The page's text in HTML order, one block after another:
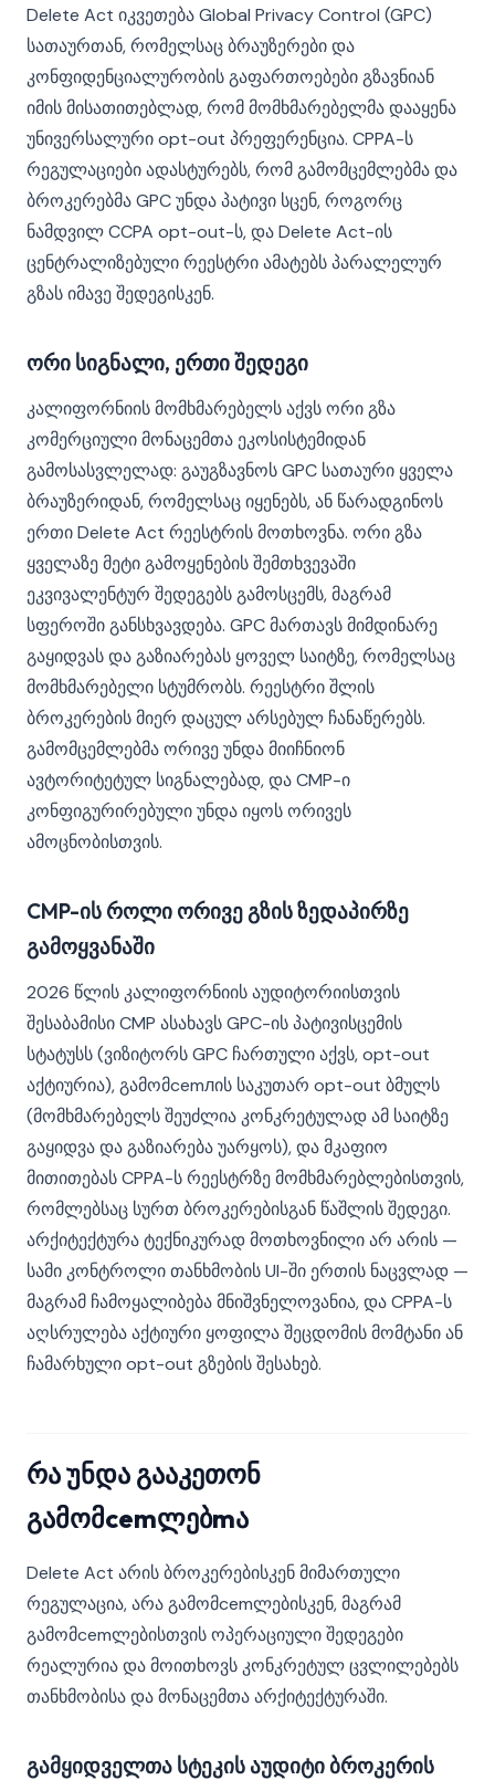
Delete Act იკვეთება Global Privacy Control (GPC)
სათაურთან, რომელსაც ბრაუზერები და
კონფიდენციალურობის გაფართოებები გზავნიან
იმის მისათითებლად, რომ მომხმარებელმა დააყენა
უნივერსალური opt-out პრეფერენცია. CPPA-ს
რეგულაციები ადასტურებს, რომ გამომცემლებმა და
ბროკერებმა GPC უნდა პატივი სცენ, როგორც
ნამდვილ CCPA opt-out-ს, და Delete Act-ის
ცენტრალიზებული რეესტრი ამატებს პარალელურ
გზას იმავე შედეგისკენ.
ორი სიგნალი, ერთი შედეგი
კალიფორნიის მომხმარებელს აქვს ორი გზა
კომერციული მონაცემთა ეკოსისტემიდან
გამოსასვლელად: გაუგზავნოს GPC სათაური ყველა
ბრაუზერიდან, რომელსაც იყენებს, ან წარადგინოს
ერთი Delete Act რეესტრის მოთხოვნა. ორი გზა
ყველაზე მეტი გამოყენების შემთხვევაში
ეკვივალენტურ შედეგებს გამოსცემს, მაგრამ
სფეროში განსხვავდება. GPC მართავს მიმდინარე
გაყიდვას და გაზიარებას ყოველ საიტზე, რომელსაც
მომხმარებელი სტუმრობს. რეესტრი შლის
ბროკერების მიერ დაცულ არსებულ ჩანაწერებს.
გამომცემლებმა ორივე უნდა მიიჩნიონ
ავტორიტეტულ სიგნალებად, და CMP-ი
კონფიგურირებული უნდა იყოს ორივეს
ამოცნობისთვის.
CMP-ის როლი ორივე გზის ზედაპირზე
გამოყვანაში
2026 წლის კალიფორნიის აუდიტორიისთვის
შესაბამისი CMP ასახავს GPC-ის პატივისცემის
სტატუსს (ვიზიტორს GPC ჩართული აქვს, opt-out
აქტიურია), გამომcemлის საკუთარ opt-out ბმულს
(მომხმარებელს შეუძლია კონკრეტულად ამ საიტზე
გაყიდვა და გაზიარება უარყოს), და მკაფიო
მითითებას CPPA-ს რეესტრზე მომხმარებლებისთვის,
რომლებსაც სურთ ბროკერებისგან წაშლის შედეგი.
არქიტექტურა ტექნიკურად მოთხოვნილი არ არის —
სამი კონტროლი თანხმობის UI-ში ერთის ნაცვლად —
მაგრამ ჩამოყალიბება მნიშვნელოვანია, და CPPA-ს
აღსრულება აქტიური ყოფილა შეცდომის მომტანი ან
ჩამარხული opt-out გზების შესახებ.
რა უნდა გააკეთონ
გამომcemლებmა
Delete Act არის ბროკერებისკენ მიმართული
რეგულაცია, არა გამომcemლებისკენ, მაგრამ
გამომcemლებისთვის ოპერაციული შედეგები
რეალურია და მოითხოვს კონკრეტულ ცვლილებებს
თანხმობისა და მონაცემთა არქიტექტურაში.
გამყიდველთა სტეკის აუდიტი ბროკერის